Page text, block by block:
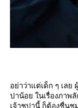
อย่าว่าแต่เด็ก ๆ เลย
ปาน้อย ในเรื่องภาพ
เจ้าชูปานี้ ก็ต้องชื่นช